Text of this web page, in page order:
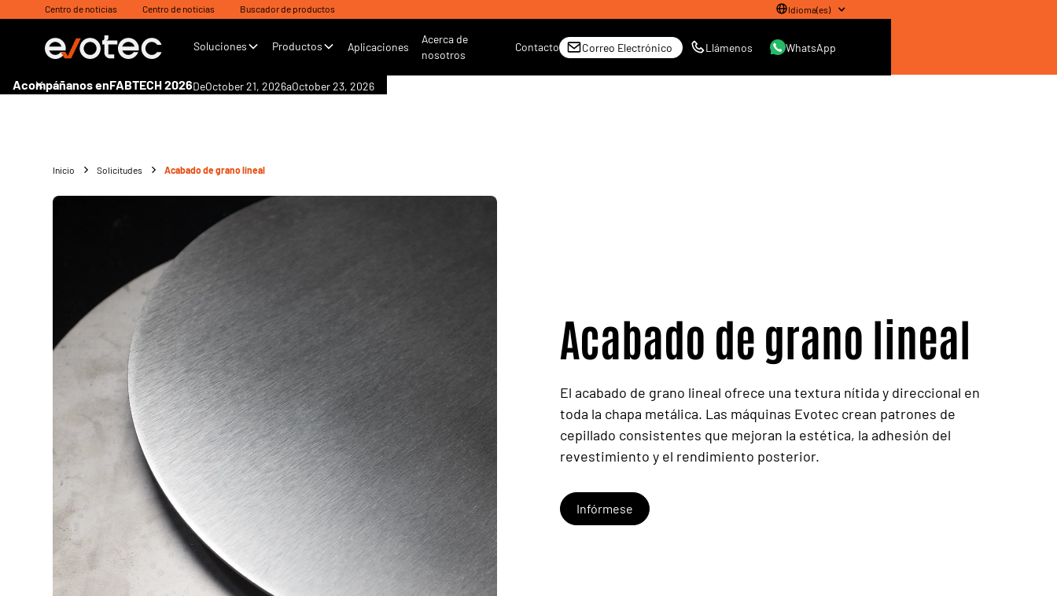
Centro de noticias Centro de noticias Buscador de productos Idioma(es)
Soluciones Productos Aplicaciones
Acerca de
nosotros
Contacto Correo Electrónico Llámenos WhatsApp
Acompáñanos enFABTECH 2026DeOctober 21, 2026aOctober 23, 2026
Inicio Solicitudes Acabado de grano lineal
Acabado de grano lineal
El acabado de grano lineal ofrece una textura nítida y direccional en
toda la chapa metálica. Las máquinas Evotec crean patrones de
cepillado consistentes que mejoran la estética, la adhesión del
revestimiento y el rendimiento posterior.
Infórmese